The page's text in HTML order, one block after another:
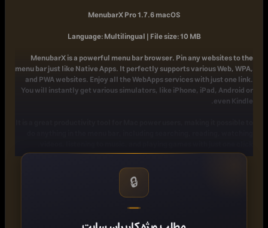
MenubarX Pro 1.7.6 macOS
Language: Multilingual | File size: 10 MB
MenubarX is a powerful menu bar browser. Pin any websites to the
menu bar just like Native Apps. It perfectly supports various Web, WPA,
and PWA websites. Enjoy all the WebApps services with just one link.
You will instantly get various simulators, like iPhone, iPad, Android or
even Kindle.
🔒